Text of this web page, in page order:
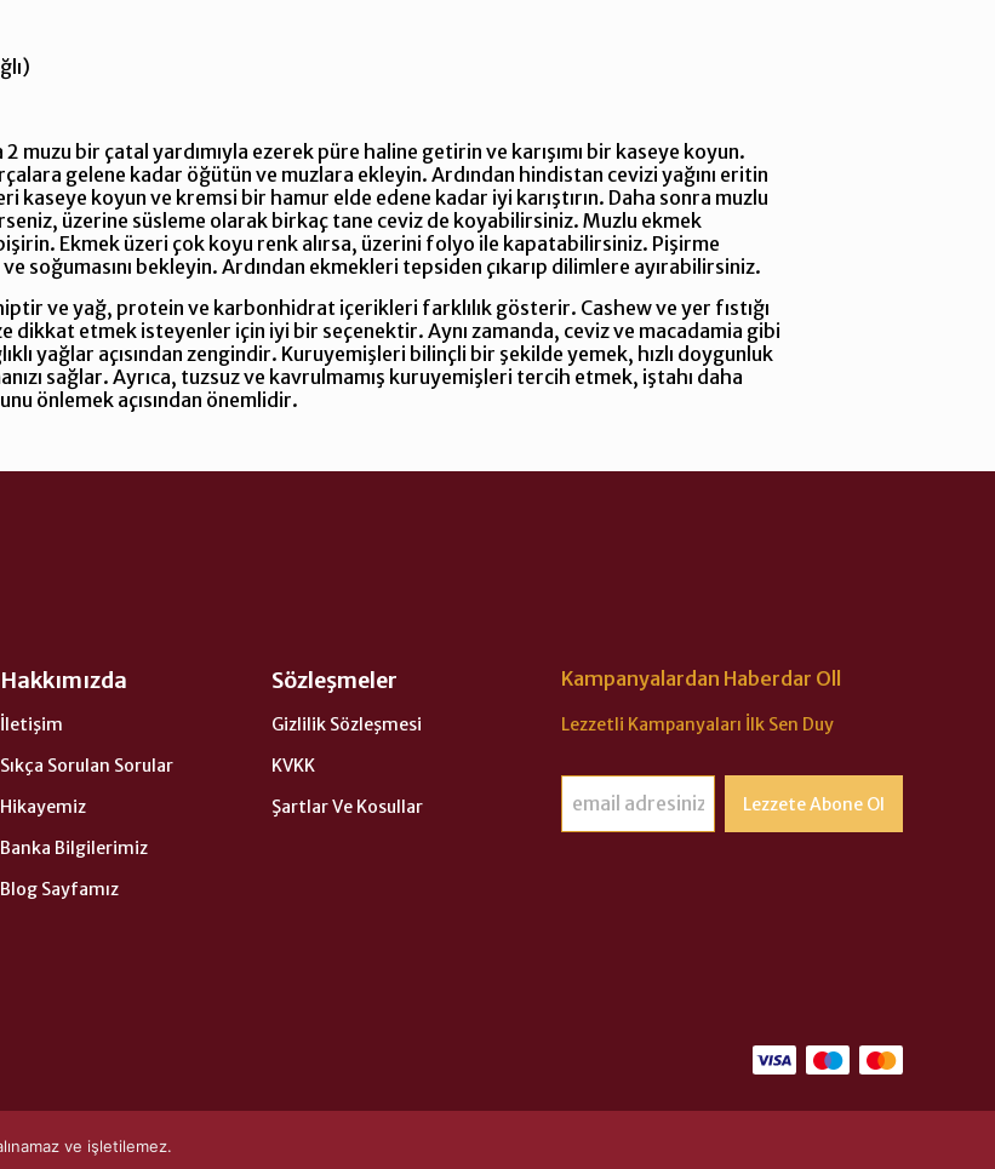
2 muzu bir çatal yardımıyla ezerek püre haline getirin ve karışımı bir kaseye koyun.
gelene kadar öğütün ve muzlara ekleyin. Ardından hindistan cevizi yağını eritin
kaseye koyun ve kremsi bir hamur elde edene kadar iyi karıştırın. Daha sonra muzlu
üzerine süsleme olarak birkaç tane ceviz de koyabilirsiniz. Muzlu ekmek
Ekmek üzeri çok koyu renk alırsa, üzerini folyo ile kapatabilirsiniz. Pişirme
soğumasını bekleyin. Ardından ekmekleri tepsiden çıkarıp dilimlere ayırabilirsiniz.
ve yağ, protein ve karbonhidrat içerikleri farklılık gösterir. Cashew ve yer fıstığı
dikkat etmek isteyenler için iyi bir seçenektir. Aynı zamanda, ceviz ve macadamia gibi
yağlar açısından zengindir. Kuruyemişleri bilinçli bir şekilde yemek, hızlı doygunluk
sağlar. Ayrıca, tuzsuz ve kavrulmamış kuruyemişleri tercih etmek, iştahı daha
önlemek açısından önemlidir.
Hakkımızda
İletişim
Sıkça Sorulan Sorular
Hikayemiz
Banka Bilgilerimiz
Blog Sayfamız
Sözleşmeler
Gizlilik Sözleşmesi
KVKK
Şartlar Ve Kosullar
Kampanyalardan Haberdar Oll
Lezzetli Kampanyaları İlk Sen Duy
Lezzete Abone Ol
ve işletilemez.